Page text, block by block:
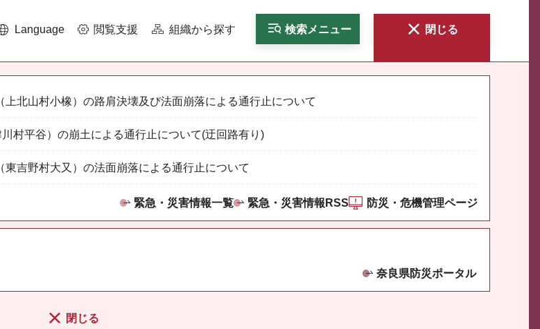
Language 閲覧支援 組織から探す 検索メニュー 閉じる
上北山村小橡）の路肩決壊及び法面崩落による通行止について
村平谷）の崩土による通行止について(迂回路有り)
東吉野村大又）の法面崩落による通行止について
緊急・災害情報一覧 緊急・災害情報RSS 防災・危機管理ページ
奈良県防災ポータル
閉じる